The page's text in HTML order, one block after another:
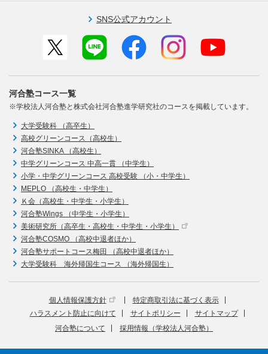
SNS公式アカウント
河合塾コース一覧
※学校法人河合塾と株式会社河合塾進学研究社のコースを掲載しています。
大学受験科 （高卒生）
高校グリーンコース（高校生）
河合塾SINKA （高校生）
中学グリーンコース 中高一貫 （中学生）
小学・中学グリーンコース 高校受験 （小・中学生）
MEPLO （高校生・中学生）
Ｋ会（高校生・中学生・小学生）
河合塾Wings （中学生・小学生）
美術研究所（高卒生・高校生・中学生・小学生）
河合塾COSMO （高校中退者ほか）
河合塾サポートコース梅田 （高校中退者ほか）
大学受験科 海外帰国生コース （海外帰国生）
個人情報保護方針
特定商取引法に基づく表示
ハラスメント防止に向けて
サイトポリシー
サイトマップ
河合塾について
採用情報（学校法人河合塾）